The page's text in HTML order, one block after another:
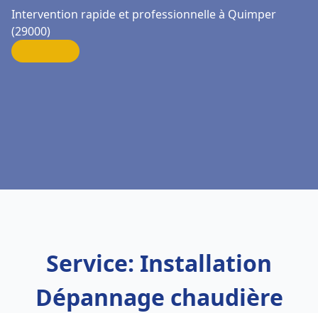
Intervention rapide et professionnelle à Quimper
(29000)
Service: Installation
Dépannage chaudière